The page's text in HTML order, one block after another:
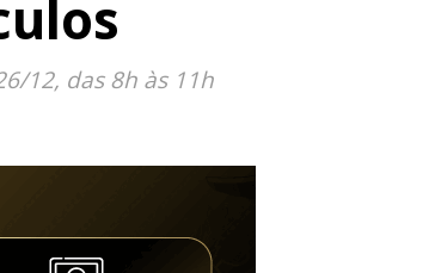
12, das 8h às 11h